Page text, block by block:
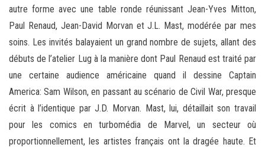
autre forme avec une table ronde réunissant Jean-Yves Mitton,
Paul Renaud, Jean-David Morvan et J.L. Mast, modérée par mes
soins. Les invités balayaient un grand nombre de sujets, allant des
débuts de l’atelier Lug à la manière dont Paul Renaud est traité par
une certaine audience américaine quand il dessine Captain
America: Sam Wilson, en passant au scénario de Civil War, presque
écrit à l’identique par J.D. Morvan. Mast, lui, détaillait son travail
pour les comics en turbomédia de Marvel, un secteur où
proportionnellement, les artistes français ont la dragée haute. Et